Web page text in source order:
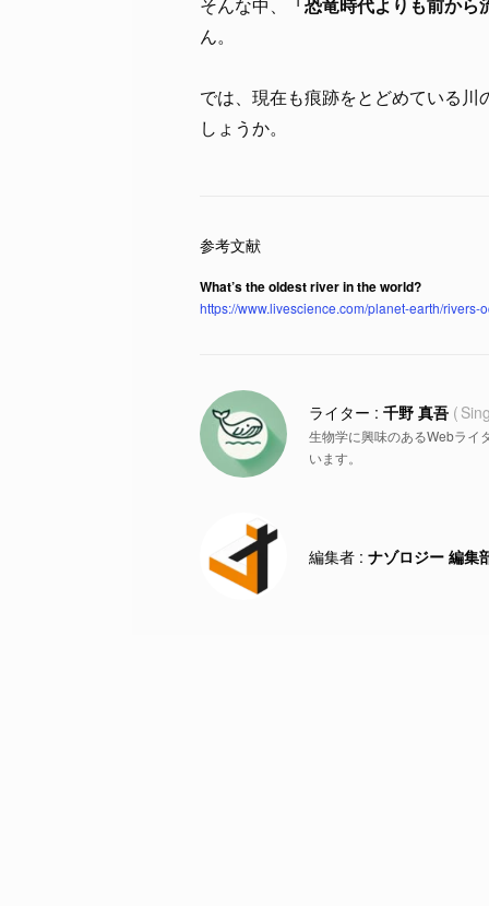
そんな中、 「恐竜時代よりも前から
ん。
では、現在も痕跡をとどめている
しょうか。
What’s the oldest river in the world?
https://www.livescience.com/planet-earth/
千野 真吾
生物学に興味のあるWebライ
います。
ナゾロジー 編集